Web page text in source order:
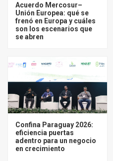
Acuerdo Mercosur–
Unión Europea: qué se
frenó en Europa y cuáles
son los escenarios que
se abren
Confina Paraguay 2026:
eficiencia puertas
adentro para un negocio
en crecimiento